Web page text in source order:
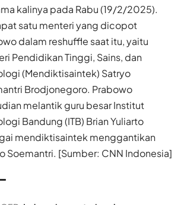
kalinya pada Rabu (19/2/2025).
satu menteri yang dicopot
dalam reshuffle saat itu, yaitu
Pendidikan Tinggi, Sains, dan
(Mendiktisaintek) Satryo
Brodjonegoro. Prabowo
melantik guru besar Institut
Bandung (ITB) Brian Yuliarto
mendiktisaintek menggantikan
Soemantri. [Sumber: CNN Indonesia]